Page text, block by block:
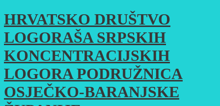
Skoči
do
sadržaja
HRVATSKO DRUŠTVO
LOGORAŠA SRPSKIH
KONCENTRACIJSKIH
LOGORA PODRUŽNICA
OSJEČKO-BARANJSKE